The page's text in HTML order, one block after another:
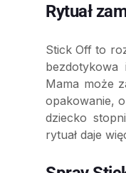
Rytuał
Stick Off to
Mama może
opakowanie,
dziecko
rytuał daje